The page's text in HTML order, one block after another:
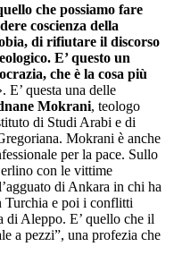
che possiamo fare
coscienza della
di rifiutare il discorso
E’ questo un
che è la cosa più
E’ questa una delle
Mokrani, teologo
di Studi Arabi e di
Mokrani è anche
per la pace. Sullo
con le vittime
di Ankara in chi ha
Turchia e poi i conflitti
di Aleppo. E’ quello che il
a pezzi”, una profezia che